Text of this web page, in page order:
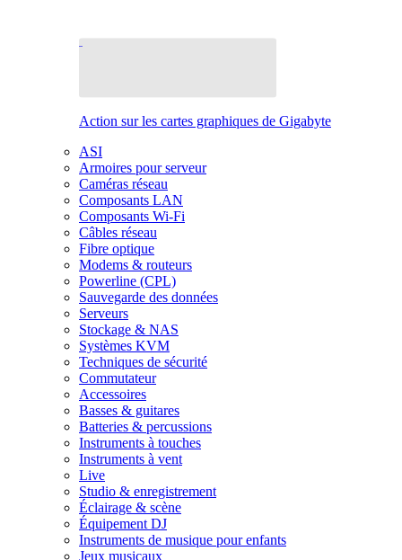
Action sur les cartes graphiques de Gigabyte
ASI
Armoires pour serveur
Caméras réseau
Composants LAN
Composants Wi-Fi
Câbles réseau
Fibre optique
Modems & routeurs
Powerline (CPL)
Sauvegarde des données
Serveurs
Stockage & NAS
Systèmes KVM
Techniques de sécurité
Commutateur
Accessoires
Basses & guitares
Batteries & percussions
Instruments à touches
Instruments à vent
Live
Studio & enregistrement
Éclairage & scène
Équipement DJ
Instruments de musique pour enfants
Jeux musicaux